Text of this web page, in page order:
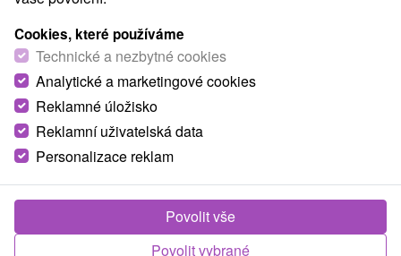
Cookies, které používáme
Technické a nezbytné cookies
Analytické a marketingové cookies
Reklamné úložisko
Reklamní uživatelská data
Personalizace reklam
Povolit vybrané
Povolit vše